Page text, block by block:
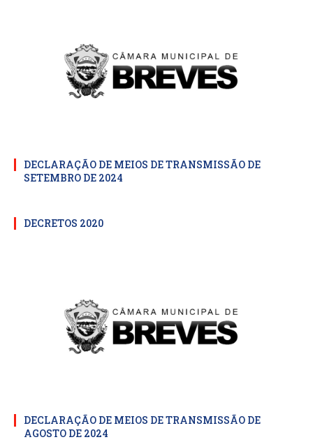
DECLARAÇÃO DE MEIOS DE TRANSMISSÃO DE
SETEMBRO DE 2024
DECRETOS 2020
DECLARAÇÃO DE MEIOS DE TRANSMISSÃO DE
AGOSTO DE 2024